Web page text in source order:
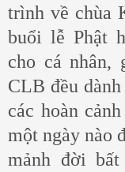
trình về chùa
buổi lễ Phật
cho cá nhân,
CLB đều
các hoàn
một ngày nào
mảnh đời bất